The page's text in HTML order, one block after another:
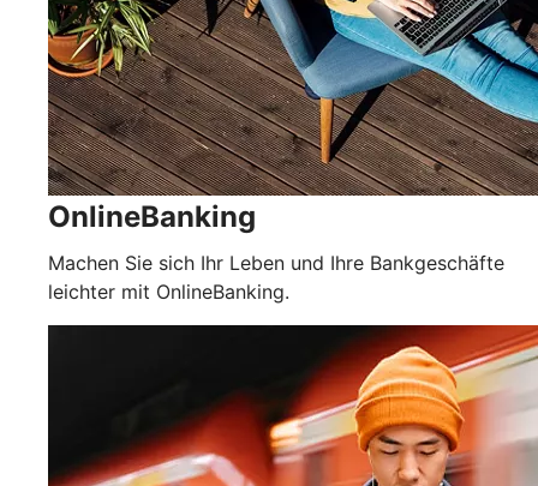
OnlineBanking
Machen Sie sich Ihr Leben und Ihre Bankgeschäfte
leichter mit OnlineBanking.